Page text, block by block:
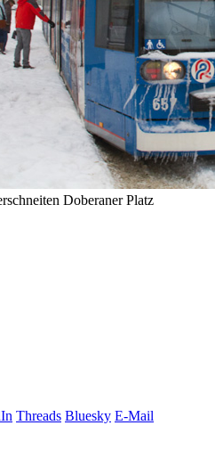
Doberaner Platz
Threads Bluesky E-Mail